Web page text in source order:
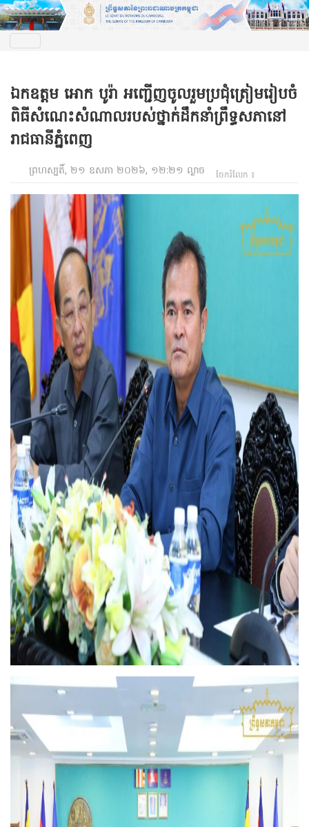
ឯកឧត្តម អោក បូរ៉ា អញ្ជើញចូលរួមប្រជុំត្រៀមរៀបចំ
ពិធីសំណេះសំណាលរបស់ថ្នាក់ដឹកនាំព្រឹទ្ធសភានៅ
រាជធានីភ្នំពេញ
ព្រហស្បតិ៍, ២១ ឧសភា ២០២៦, ១២:២១ ល្ងាច ចែករំលែក ៖